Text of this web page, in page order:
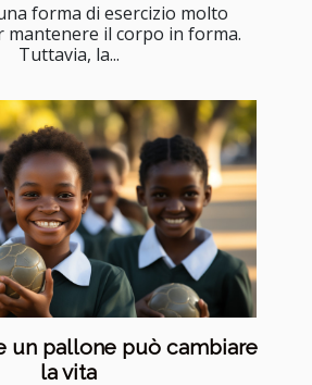
forma di esercizio molto
mantenere il corpo in forma.
Tuttavia, la...
un pallone può cambiare
la vita